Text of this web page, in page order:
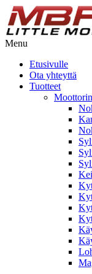
Menu
Etusivulle
Ota yhteyttä
Tuotteet